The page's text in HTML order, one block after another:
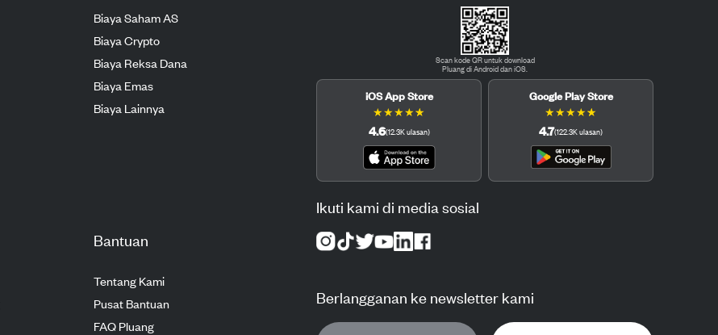
Biaya Saham AS
Biaya Crypto
Biaya Reksa Dana
Biaya Emas
Biaya Lainnya
Bantuan
Tentang Kami
Pusat Bantuan
FAQ Pluang
Scan kode QR untuk download
Pluang di Android dan iOS.
iOS App Store
★★★★★
4.6(12.3Kulasan)
Google Play Store
★★★★★
4.7(122.3Kulasan)
Ikuti kami di media sosial
Berlangganan ke newsletter kami